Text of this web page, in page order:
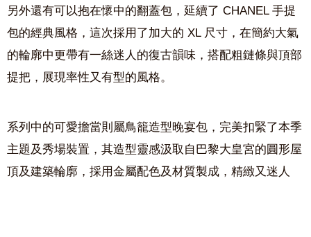
另外還有可以抱在懷中的翻蓋包，延續了 CHANEL 手提
包的經典風格，這次採用了加大的 XL 尺寸，在簡約大氣
的輪廓中更帶有一絲迷人的復古韻味，搭配粗鏈條與頂部
提把，展現率性又有型的風格。
系列中的可愛擔當則屬鳥籠造型晚宴包，完美扣緊了本季
主題及秀場裝置，其造型靈感汲取自巴黎大皇宮的圓形屋
頂及建築輪廓，採用金屬配色及材質製成，精緻又迷人